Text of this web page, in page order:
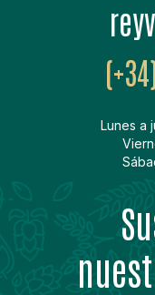
Lunes a